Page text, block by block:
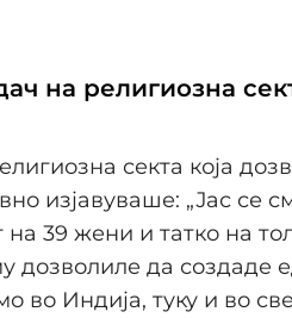
на религиозна
секта која
изјавуваше: „Јас се
39 жени и татко на
дозволиле да создаде
во Индија, туку и во